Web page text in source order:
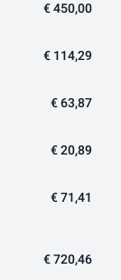
€ 450,00
€ 114,29
€ 63,87
€ 20,89
€ 71,41
€ 720,46